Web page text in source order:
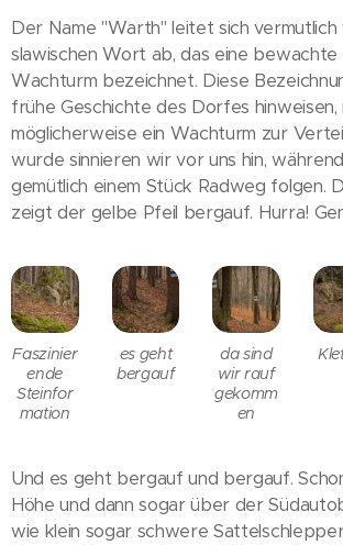
Der Name "Warth" leitet sich vermutlich
slawischen Wort ab, das eine bewachte
Wachturm bezeichnet. Diese
frühe Geschichte des Dorfes hinweisen,
möglicherweise ein Wachturm zur
wurde sinnieren wir vor uns hin,
gemütlich einem Stück Radweg folgen.
zeigt der gelbe Pfeil bergauf. Hurra!
Faszinier
ende
Steinfor
mation
es geht
bergauf
da sind
wir rauf
gekomm
en
Und es geht bergauf und bergauf.
Höhe und dann sogar über der
wie klein sogar schwere